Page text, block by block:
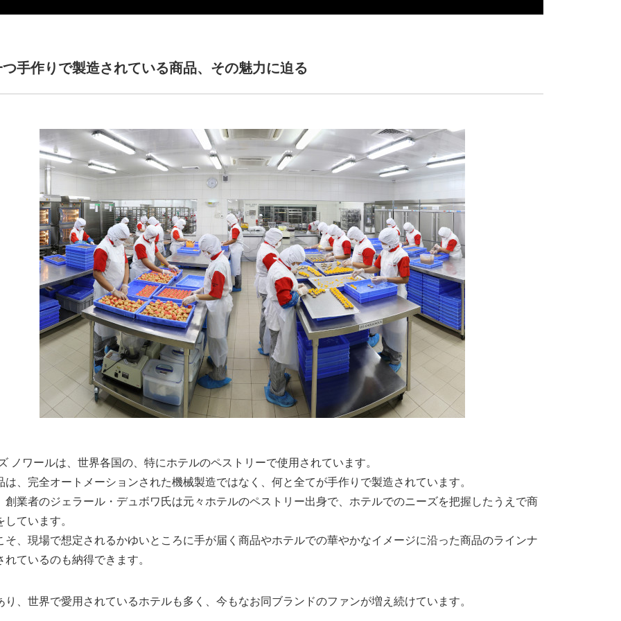
手作りで製造されている商品、その魅力に迫る
ノワールは、世界各国の、特にホテルのペストリーで使用されています。
は、完全オートメーションされた機械製造ではなく、何と全てが手作りで製造されています。
創業者のジェラール・デュボワ氏は元々ホテルのペストリー出身で、ホテルでのニーズを把握したうえで商
ています。
そ、現場で想定されるかゆいところに手が届く商品やホテルでの華やかなイメージに沿った商品のラインナ
れているのも納得できます。
り、世界で愛用されているホテルも多く、今もなお同ブランドのファンが増え続けています。